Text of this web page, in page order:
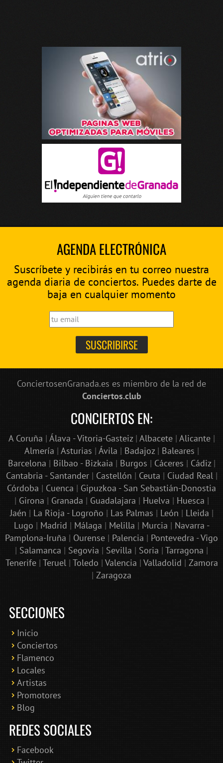
AGENDA ELECTRÓNICA
Suscríbete y recibirás en tu correo nuestra
agenda diaria de conciertos. Puedes darte de
baja en cualquier momento
ConciertosenGranada.es es miembro de la red de
Conciertos.club
CONCIERTOS EN:
A Coruña | Álava - Vitoria-Gasteiz| Albacete| Alicante|
Almería | Asturias | Ávila | Badajoz| Baleares |
Barcelona | Bilbao - Bizkaia | Burgos | Cáceres | Cádiz|
Cantabria - Santander| Castellón | Ceuta | Ciudad Real|
Córdoba | Cuenca | Gipuzkoa - San Sebastián-Donostia
| Girona | Granada | Guadalajara | Huelva | Huesca |
Jaén | La Rioja - Logroño | Las Palmas | León | Lleida |
Lugo | Madrid | Málaga | Melilla | Murcia | Navarra -
Pamplona-Iruña | Ourense | Palencia | Pontevedra - Vigo
| Salamanca | Segovia | Sevilla | Soria | Tarragona |
Tenerife| Teruel| Toledo | Valencia | Valladolid | Zamora
| Zaragoza
SECCIONES
Inicio
Conciertos
Flamenco
Locales
Artistas
Promotores
Blog
REDES SOCIALES
Facebook